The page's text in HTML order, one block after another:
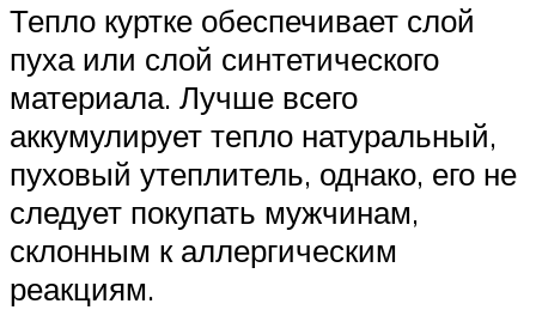
Тепло куртке обеспечивает слой
пуха или слой синтетического
материала. Лучше всего
аккумулирует тепло натуральный,
пуховый утеплитель, однако, его не
следует покупать мужчинам,
склонным к аллергическим
реакциям.